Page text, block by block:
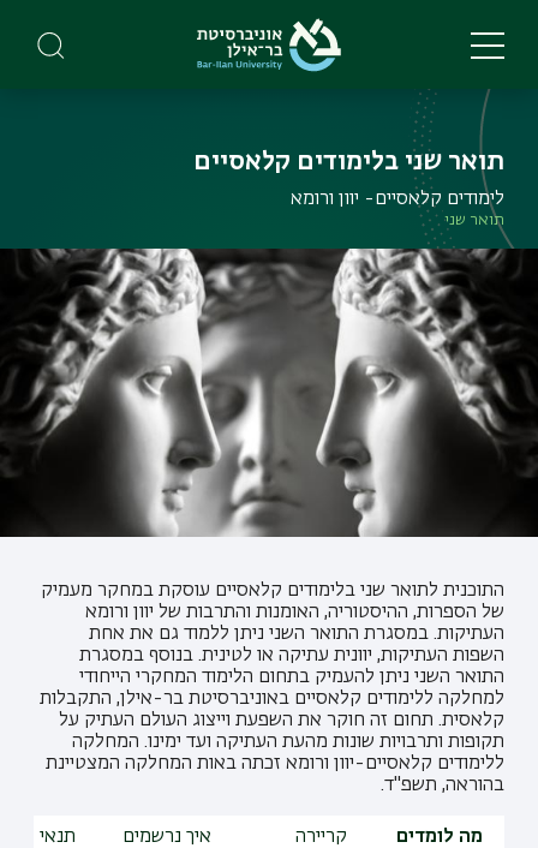
main
תואר שני בלימודים קלאסיים
לימודים קלאסיים- יוון ורומא
תואר שני
התוכנית לתואר שני בלימודים קלאסיים עוסקת במחקר מעמיק
של הספרות, ההיסטוריה, האומנות והתרבות של יוון ורומא
העתיקות. במסגרת התואר השני ניתן ללמוד גם את אחת
השפות העתיקות, יוונית עתיקה או לטינית. בנוסף במסגרת
התואר השני ניתן להעמיק בתחום הלימוד המחקרי הייחודי
למחלקה ללימודים קלאסיים באוניברסיטת בר-אילן, התקבלות
קלאסית. תחום זה חוקר את השפעת וייצוג העולם העתיק על
תקופות ותרבויות שונות מהעת העתיקה ועד ימינו. המחלקה
ללימודים קלאסיים-יוון ורומא זכתה באות המחלקה המצטיינת
בהוראה, תשפ"ד.
מה לומדים קריירה איך נרשמים תנאי